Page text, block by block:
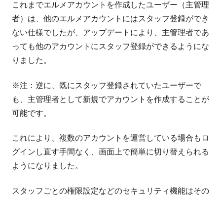
これまでエルメアカウントを作成したユーザー（主管理
者）は、他のエルメアカウントにはスタッフ登録ができ
ない仕様でしたが、アップデートにより、主管理者であ
っても他のアカウントにスタッフ登録ができるようにな
りました。
※注：逆に、既にスタッフ登録されていたユーザーで
も、主管理者として新規でアカウントを作成することが
可能です。
これにより、複数のアカウントを運営している場合もロ
グインし直す手間なく、画面上で簡単に切り替えられる
ようになりました。
スタッフごとの権限設定などのセキュリティ機能はその